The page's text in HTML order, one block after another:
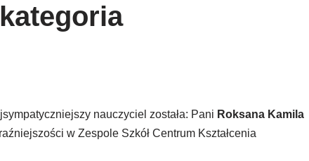
nauczyciel została: Pani Roksana Kamila
w Zespole Szkół Centrum Kształcenia